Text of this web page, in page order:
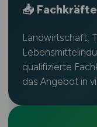
📥
Landwirtschaft,
qualifizierte
das Angebot in